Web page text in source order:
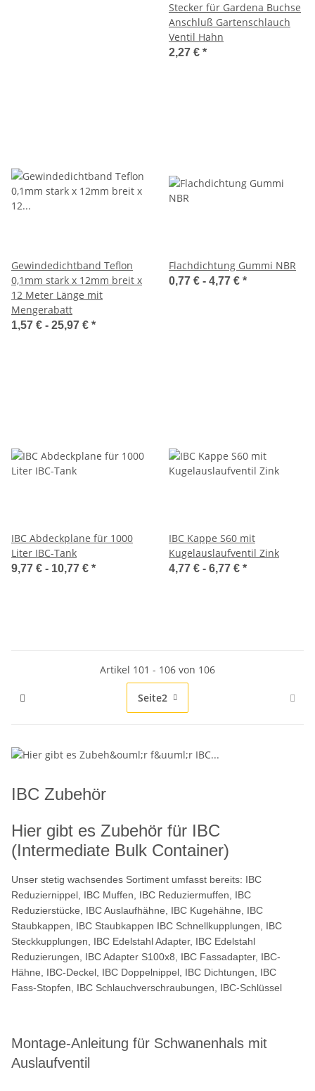
Stecker für Gardena Buchse
Anschluß Gartenschlauch
Ventil Hahn
2,27 € *
Gewindedichtband Teflon
0,1mm stark x 12mm breit x
12 Meter Länge mit
Mengerabatt
1,57 € - 25,97 € *
Flachdichtung Gummi NBR
0,77 € - 4,77 € *
IBC Abdeckplane für 1000
Liter IBC-Tank
9,77 € - 10,77 € *
IBC Kappe S60 mit
Kugelauslaufventil Zink
4,77 € - 6,77 € *
Artikel 101 - 106 von 106
Seite2
IBC Zubehör
Hier gibt es Zubehör für IBC
(Intermediate Bulk Container)
Unser stetig wachsendes Sortiment umfasst bereits: IBC
Reduziernippel, IBC Muffen, IBC Reduziermuffen, IBC
Reduzierstücke, IBC Auslaufhähne, IBC Kugehähne, IBC
Staubkappen, IBC Staubkappen IBC Schnellkupplungen, IBC
Steckkupplungen, IBC Edelstahl Adapter, IBC Edelstahl
Reduzierungen, IBC Adapter S100x8, IBC Fassadapter, IBC-
Hähne, IBC-Deckel, IBC Doppelnippel, IBC Dichtungen, IBC
Fass-Stopfen, IBC Schlauchverschraubungen, IBC-Schlüssel
Montage-Anleitung für Schwanenhals mit
Auslaufventil